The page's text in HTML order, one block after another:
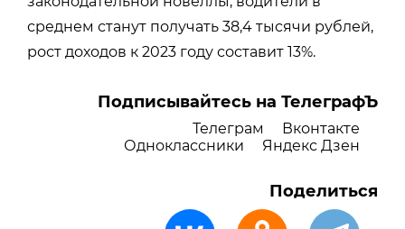
среднем станут получать 38,4 тысячи рублей,
рост доходов к 2023 году составит 13%.
Подписывайтесь на ТелеграфЪ
Телеграм
Вконтакте
Одноклассники
Яндекс Дзен
Поделиться